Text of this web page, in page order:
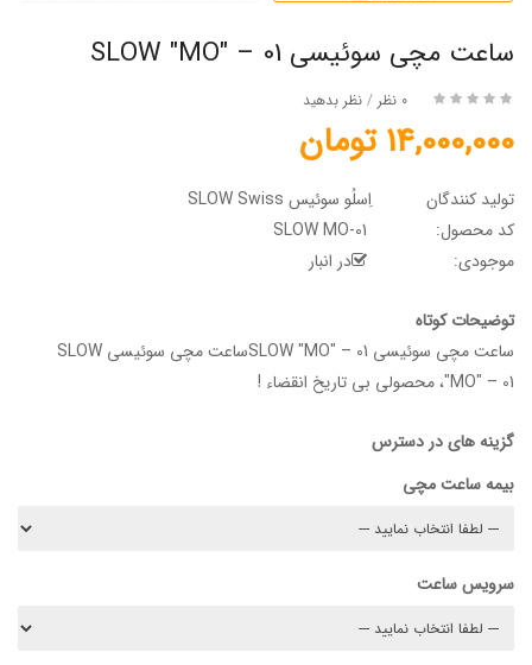
ساعت مچی سوئیسی SLOW "MO" – 01
0 نظر / نظر بدهید
14,000,000 تومان
تولید کنندگان
اِسلُو سوئیس SLOW Swiss
کد محصول:
موجودی:
در انبار
توضیحات کوتاه
ساعت مچی سوئیسی SLOW "MO" – 01ساعت مچی سوئیسی SLOW
"MO" – 01، محصولی بی تاریخ انقضاء !
گزینه های در دسترس
بیمه ساعت مچی
سرویس ساعت